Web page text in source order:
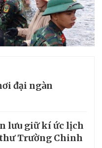
đại ngàn
lưu giữ kí ức lịch
Trường Chinh